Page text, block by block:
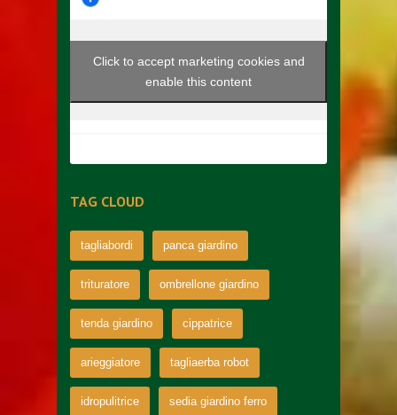
Click to accept marketing cookies and
enable this content
TAG CLOUD
tagliabordi panca giardino
trituratore ombrellone giardino
tenda giardino cippatrice
arieggiatore tagliaerba robot
idropulitrice sedia giardino ferro